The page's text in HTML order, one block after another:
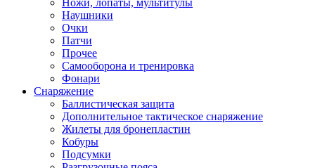
Ножи, лопаты, мультитулы
Наушники
Очки
Патчи
Прочее
Самооборона и тренировка
Фонари
Снаряжение
Баллистическая защита
Дополнительное тактическое снаряжение
Жилеты для бронепластин
Кобуры
Подсумки